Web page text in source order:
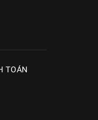
TOÁN